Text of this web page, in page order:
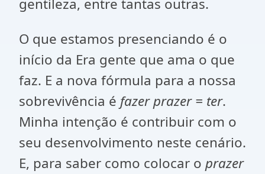
gentileza, entre tantas outras.
O que estamos presenciando é o
início da Era gente que ama o que
faz. E a nova fórmula para a nossa
sobrevivência é fazer prazer = ter.
Minha intenção é contribuir com o
seu desenvolvimento neste cenário.
E, para saber como colocar o prazer